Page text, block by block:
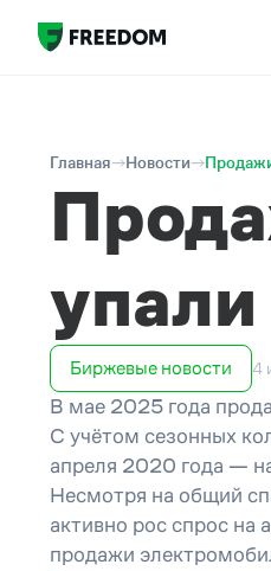
Главная Новости
упали
Биржевые новости 4
В мае 2025 года
С учётом сезонных
апреля 2020 года —
Несмотря на общий
активно рос спрос
продажи